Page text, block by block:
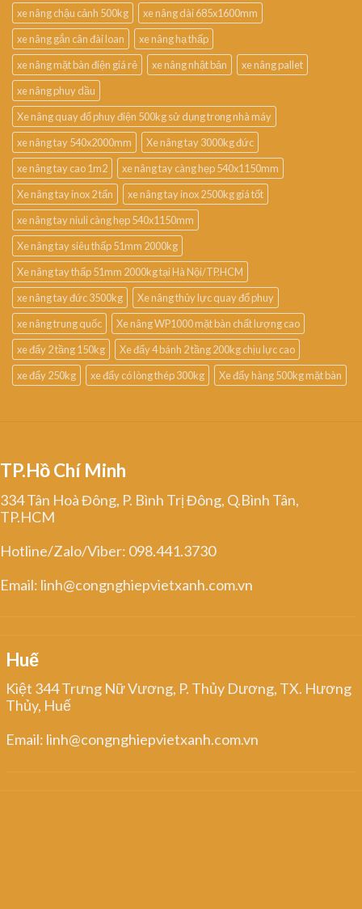
xe nâng chậu cảnh 500kg
xe nâng dài 685x1600mm
xe nâng gắn cân đài loan
xe nâng hạ thấp
xe nâng mặt bàn điện giá rẻ
xe nâng nhật bản
xe nâng pallet
xe nâng phuy dầu
Xe nâng quay đổ phuy điện 500kg sử dụng trong nhà máy
xe nâng tay 540x2000mm
Xe nâng tay 3000kg đức
xe nâng tay cao 1m2
xe nâng tay càng hẹp 540x1150mm
Xe nâng tay inox 2 tấn
xe nâng tay inox 2500kg giá tốt
xe nâng tay niuli càng hẹp 540x1150mm
Xe nâng tay siêu thấp 51mm 2000kg
Xe nâng tay thấp 51mm 2000kg tại Hà Nội/TP.HCM
xe nâng tay đức 3500kg
Xe nâng thủy lực quay đổ phuy
xe nâng trung quốc
Xe nâng WP1000 mặt bàn chất lượng cao
xe đẩy 2 tầng 150kg
Xe đẩy 4 bánh 2 tầng 200kg chịu lực cao
xe đẩy 250kg
xe đẩy có lòng thép 300kg Xe đẩy hàng 500kg mặt bàn
TP.Hồ Chí Minh
334 Tân Hoà Đông, P. Bình Trị Đông, Q.Bình Tân,
TP.HCM
Hotline/Zalo/Viber: 098.441.3730
Email: linh@congnghiepvietxanh.com.vn
Huế
Kiệt 344 Trưng Nữ Vương, P. Thủy Dương, TX. Hương
Thủy, Huế
Email: linh@congnghiepvietxanh.com.vn